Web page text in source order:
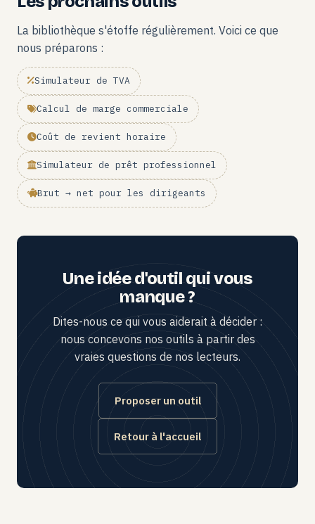
La bibliothèque s'étoffe régulièrement. Voici ce que
nous préparons :
Simulateur de TVA
Calcul de marge commerciale
Coût de revient horaire
Simulateur de prêt professionnel
Brut → net pour les dirigeants
Une idée d'outil qui vous
manque ?
Dites-nous ce qui vous aiderait à décider :
nous concevons nos outils à partir des
vraies questions de nos lecteurs.
Proposer un outil
Retour à l'accueil